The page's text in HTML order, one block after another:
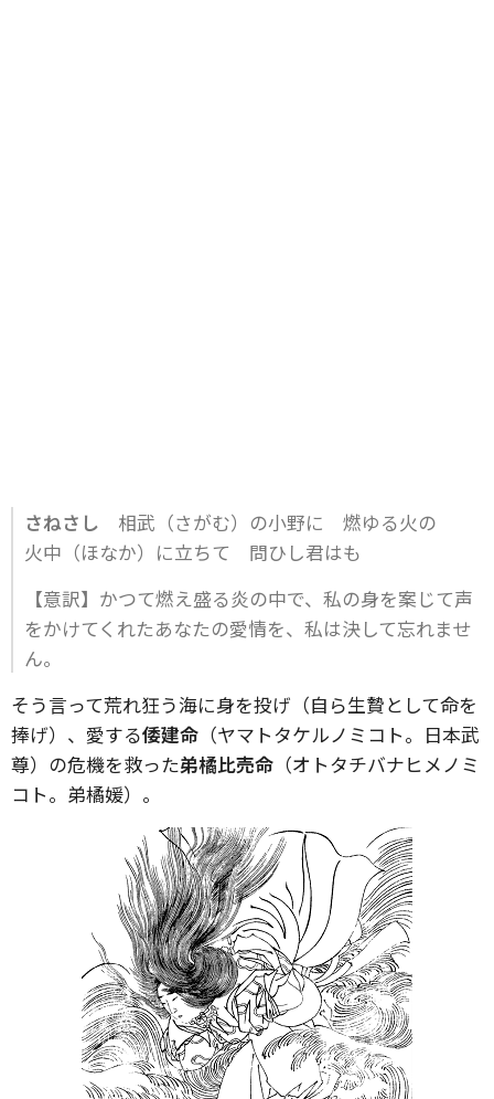
さねさし 相武（さがむ）の小野に 燃ゆる火の
火中（ほなか）に立ちて 問ひし君はも
【意訳】かつて燃え盛る炎の中で、私の身を案じて声
をかけてくれたあなたの愛情を、私は決して忘れませ
ん。
そう言って荒れ狂う海に身を投げ（自ら生贄として命を
捧げ）、愛する倭建命 （ヤマトタケルノミコト。日本武
尊）の危機を救った弟橘比売命 （オトタチバナヒメノミ
コト。弟橘媛）。